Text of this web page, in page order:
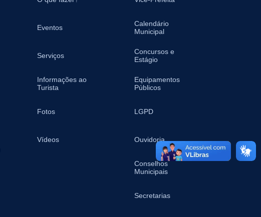
Eventos
Serviços
Informações ao
Turista
Fotos
Vídeos
Calendário
Municipal
Concursos e
Estágio
Equipamentos
Públicos
LGPD
Ouvidoria
Conselhos
Municipais
Secretarias